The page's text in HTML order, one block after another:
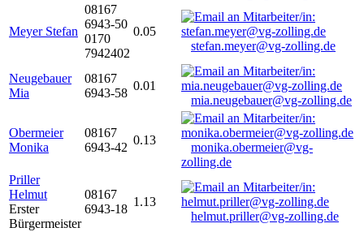
Meyer Stefan
08167
6943-50
0170
7942402
0.05
stefan.meyer@vg-zolling.de
Neugebauer
Mia
08167
6943-58
0.01
mia.neugebauer@vg-zolling.de
Obermeier
Monika
08167
6943-42
0.13
monika.obermeier@vg-
zolling.de
Priller
Helmut
Erster
Bürgermeister
08167
6943-18
1.13
helmut.priller@vg-zolling.de